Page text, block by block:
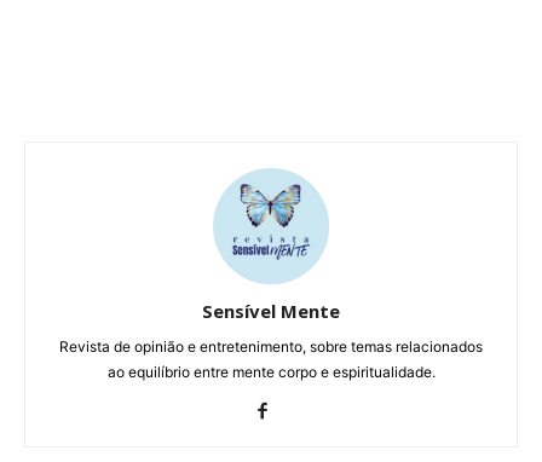
Sensível Mente
Revista de opinião e entretenimento, sobre temas relacionados
ao equilíbrio entre mente corpo e espiritualidade.